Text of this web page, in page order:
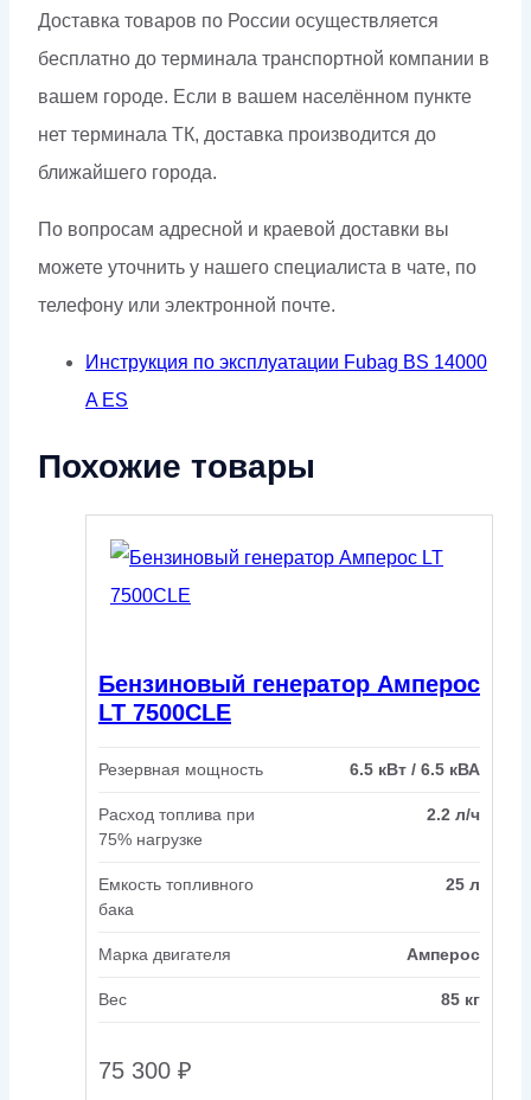
Доставка товаров по России осуществляется
бесплатно до терминала транспортной компании в
вашем городе. Если в вашем населённом пункте
нет терминала ТК, доставка производится до
ближайшего города.
По вопросам адресной и краевой доставки вы
можете уточнить у нашего специалиста в чате, по
телефону или электронной почте.
Инструкция по эксплуатации Fubag BS 14000
A ES
Похожие товары
Бензиновый генератор Амперос
LT 7500CLE
Резервная мощность 6.5 кВт / 6.5 кВА
Расход топлива при
75% нагрузке
2.2 л/ч
Емкость топливного
бака
25 л
Марка двигателя Амперос
Вес 85 кг
75 300 ₽